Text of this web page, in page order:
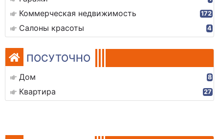
Коммерческая недвижимость 172
Салоны красоты 4
ПОСУТОЧНО
Дом 8
Квартира 27